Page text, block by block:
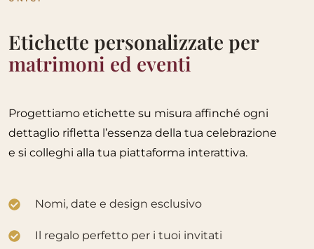
Etichette personalizzate per
matrimoni ed eventi
Progettiamo etichette su misura affinché ogni
dettaglio rifletta l’essenza della tua celebrazione
e si colleghi alla tua piattaforma interattiva.
Nomi, date e design esclusivo
Il regalo perfetto per i tuoi invitati